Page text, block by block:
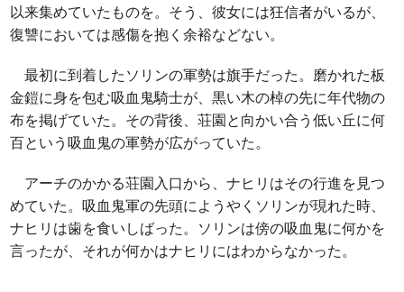
以来集めていたものを。そう、彼女には狂信者がいるが、
復讐においては感傷を抱く余裕などない。
最初に到着したソリンの軍勢は旗手だった。磨かれた板
金鎧に身を包む吸血鬼騎士が、黒い木の棹の先に年代物の
布を掲げていた。その背後、荘園と向かい合う低い丘に何
百という吸血鬼の軍勢が広がっていた。
アーチのかかる荘園入口から、ナヒリはその行進を見つ
めていた。吸血鬼軍の先頭にようやくソリンが現れた時、
ナヒリは歯を食いしばった。ソリンは傍の吸血鬼に何かを
言ったが、それが何かはナヒリにはわからなかった。